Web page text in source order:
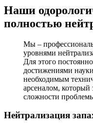
Наши
полностью
Мы –
уровнями
Для этого
достижениями
необходимым
арсеналом, который
сложности
Нейтрализация